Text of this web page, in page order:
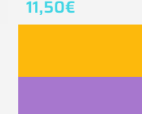
11,50€